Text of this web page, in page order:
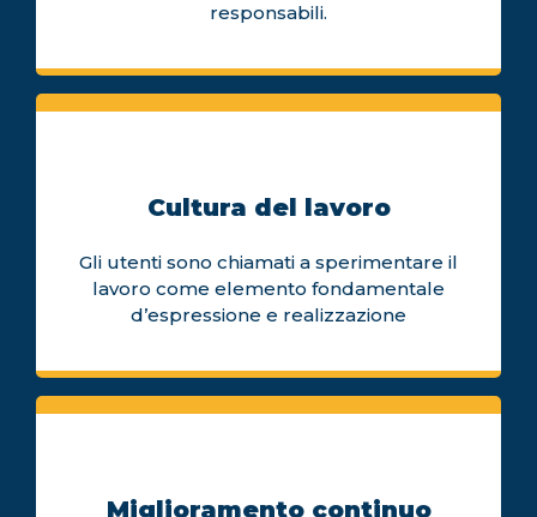
responsabili.
Cultura del lavoro
Gli utenti sono chiamati a sperimentare il
lavoro come elemento fondamentale
d’espressione e realizzazione
Miglioramento continuo